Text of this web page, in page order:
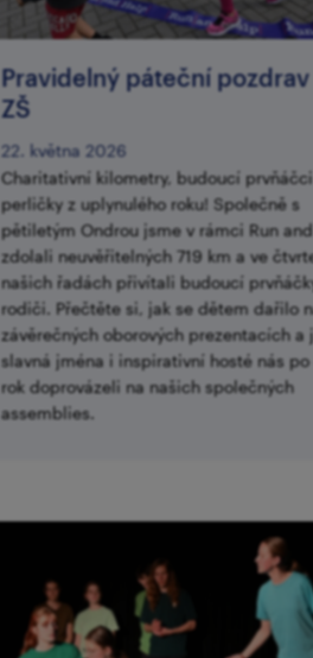
Pravidelný páteční pozdrav
ZŠ
22. května 2026
Charitativní kilometry, budoucí
perličky z uplynulého roku! Společně s
pětiletým Ondrou jsme v rámci Run
zdolali neuvěřitelných 719 km a ve
našich řadách přivítali budoucí
rodiči. Přečtěte si, jak se dětem dařilo
závěrečných oborových prezentacích a
slavná jména i inspirativní hosté nás
rok doprovázeli na našich společných
assemblies.